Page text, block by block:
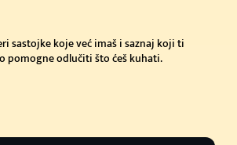
sastojke koje već imaš i saznaj koji ti
pomogne odlučiti što ćeš kuhati.